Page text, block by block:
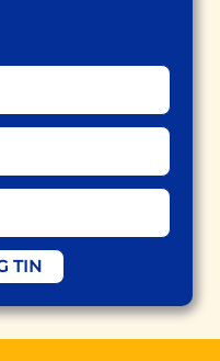
TIN